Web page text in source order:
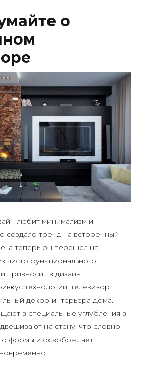
о
любит минимализм и
создало тренд на встроенный
а теперь он перешел на
чисто функционального
привносит в дизайн
технологий, телевизор
декор интерьера дома.
в специальные углубления в
на стену, что словно
формы и освобождает